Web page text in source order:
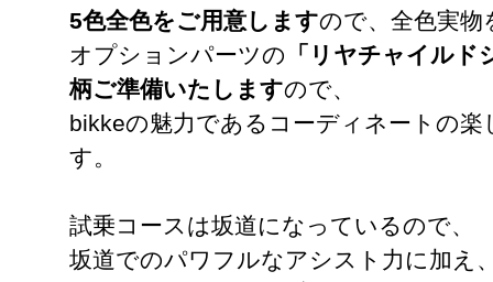
5色全色をご用意しますので、全色実物
オプションパーツの 「リヤチャイル
柄ご準備いたしますので、
bikkeの魅力であるコーディネートの
す。
試乗コースは坂道になっているので、
坂道でのパワフルなアシスト力に加え